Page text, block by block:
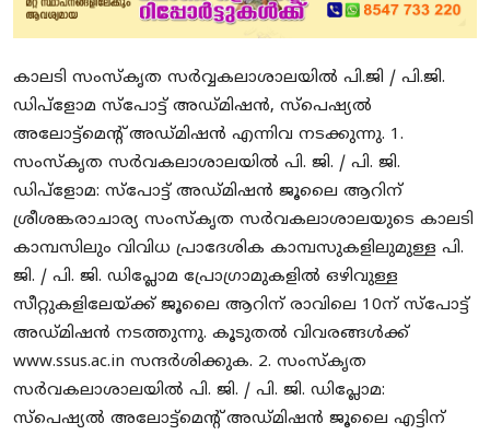
Gallery
E-Paper
കാലടി സംസ്കൃത സർവ്വകലാശാലയിൽ പി.ജി / പി.ജി.
ഡിപ്ളോമ സ്പോട്ട് അഡ്മിഷൻ, സ്പെഷ്യൽ
അലോട്ട്മെന്റ് അഡ്മിഷൻ എന്നിവ നടക്കുന്നു. 1.
സംസ്കൃത സർവകലാശാലയിൽ പി. ജി. / പി. ജി.
ഡിപ്ളോമ: സ്പോട്ട് അഡ്‌മിഷൻ ജൂലൈ ആറിന്
ശ്രീശങ്കരാചാര്യ സംസ്‌കൃത സർവകലാശാലയുടെ കാലടി
കാമ്പസിലും വിവിധ പ്രാദേശിക കാമ്പസുകളിലുമുള്ള പി.
ജി. / പി. ജി. ഡിപ്ലോമ പ്രോഗ്രാമുകളിൽ ഒഴിവുള്ള
സീറ്റുകളിലേയ്ക്ക് ജൂലൈ ആറിന് രാവിലെ 10ന് സ്‌പോട്ട്
അഡ്‌മിഷൻ നടത്തുന്നു. കൂടുതൽ വിവരങ്ങൾക്ക്
www.ssus.ac.in സന്ദർശിക്കുക. 2. സംസ്‌കൃത
സർവകലാശാലയിൽ പി. ജി. / പി. ജി. ഡിപ്ലോമ:
സ്പെഷ്യൽ അലോട്ട്മെന്റ് അഡ്മിഷൻ ജൂലൈ എട്ടിന്